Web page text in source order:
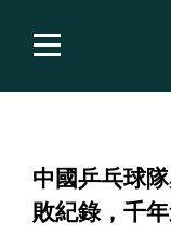
中國乒乓球
敗紀錄，千